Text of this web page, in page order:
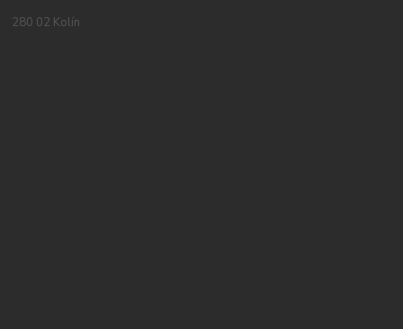
280 02 Kolín